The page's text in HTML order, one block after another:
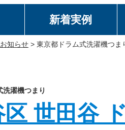
新着実例
知らせ > 東京都ドラム式洗濯機つま
洗濯機つまり
区 世田谷